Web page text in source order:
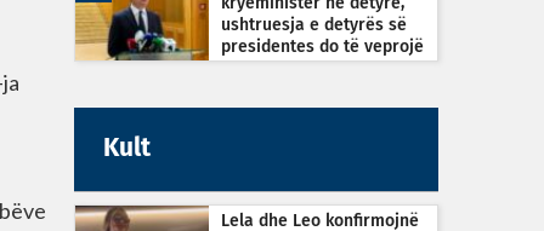
kryeministër në detyrë,
ushtruesja e detyrës së
presidentes do të veprojë
Kult
Lela dhe Leo konfirmojnë